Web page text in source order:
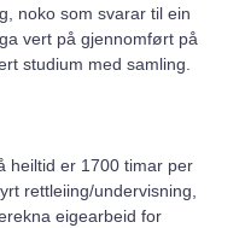
noko som svarar til ein
vert på gjennomført på
studium med samling.
heiltid er 1700 timar per
rettleiing/undervisning,
eigearbeid for